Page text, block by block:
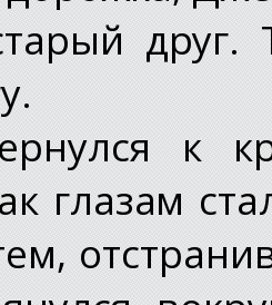
друг.
к
глазам